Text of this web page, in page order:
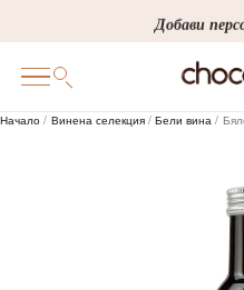
to
content
Добави
Начало / Винена селекция/Бели вина /